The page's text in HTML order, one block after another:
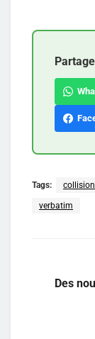
Tags:
verbatim
Des